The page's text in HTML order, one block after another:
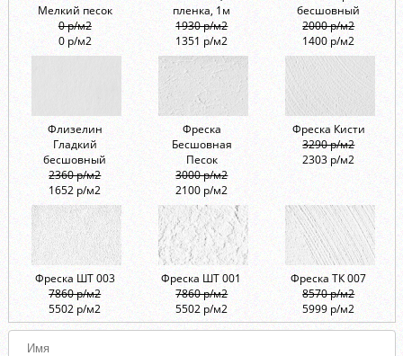
Мелкий песок
0 р/м2
0 р/м2
пленка, 1м
1930 р/м2
1351 р/м2
бесшовный
2000 р/м2
1400 р/м2
Флизелин
Гладкий
бесшовный
2360 р/м2
1652 р/м2
Фреска
Бесшовная
Песок
3000 р/м2
2100 р/м2
Фреска Кисти
3290 р/м2
2303 р/м2
Фреска ШТ 003
7860 р/м2
5502 р/м2
Фреска ШТ 001
7860 р/м2
5502 р/м2
Фреска ТК 007
8570 р/м2
5999 р/м2